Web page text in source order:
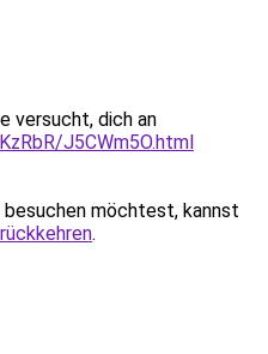
versucht, dich an
J5CWm5O.html
möchtest, kannst
.